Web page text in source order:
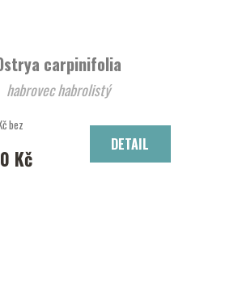
carpinifolia
habrovec habrolistý
bez
Kč
DETAIL